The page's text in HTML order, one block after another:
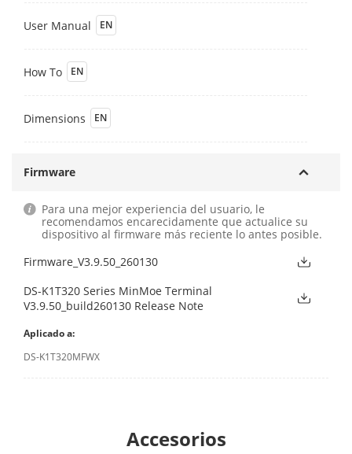
User Manual EN
How To EN
Dimensions EN
Firmware
Para una mejor experiencia del usuario, le
recomendamos encarecidamente que actualice su
dispositivo al firmware más reciente lo antes posible.
Firmware_V3.9.50_260130
DS-K1T320 Series MinMoe Terminal
V3.9.50_build260130 Release Note
Aplicado a:
DS-K1T320MFWX
Accesorios